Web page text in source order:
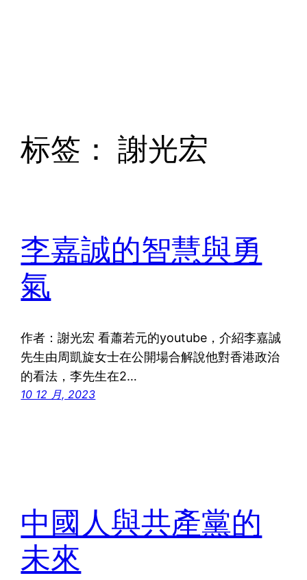
标签：謝光宏
李嘉誠的智慧與勇
氣
作者：謝光宏 看蕭若元的youtube，介紹李嘉誠
先生由周凱旋女士在公開場合解說他對香港政治
的看法，李先生在2…
10 12 月, 2023
中國人與共產黨的
未來